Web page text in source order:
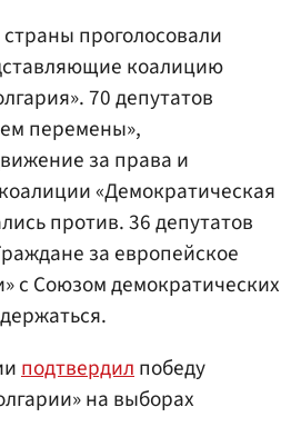
проголосовали
коалицию
70 депутатов
перемены»,
за права и
«Демократическая
против. 36 депутатов
за европейское
с Союзом демократических
подтвердилпобеду
на выборах